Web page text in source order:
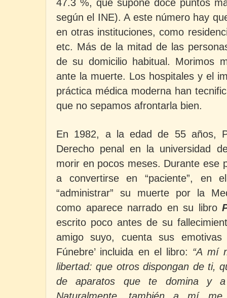
47.3 %, que supone doce puntos
según el INE). A este número hay
en otras instituciones, como
etc. Más de la mitad de las
de su domicilio habitual. Morimos
ante la muerte. Los hospitales y el
práctica médica moderna han
que no sepamos afrontarla bien.
En 1982, ala edad de 55 años,
Derecho penal en la universidad
morir en pocos meses. Durante ese
a convertirse en “paciente”, en
“administrar” su muerte por la
como aparece narrado en su libro
escrito poco antes de su
amigo suyo, cuenta sus
Fúnebre’ incluida en el libro: “A mí
libertad: que otros dispongan de ti,
de aparatos que te domina y